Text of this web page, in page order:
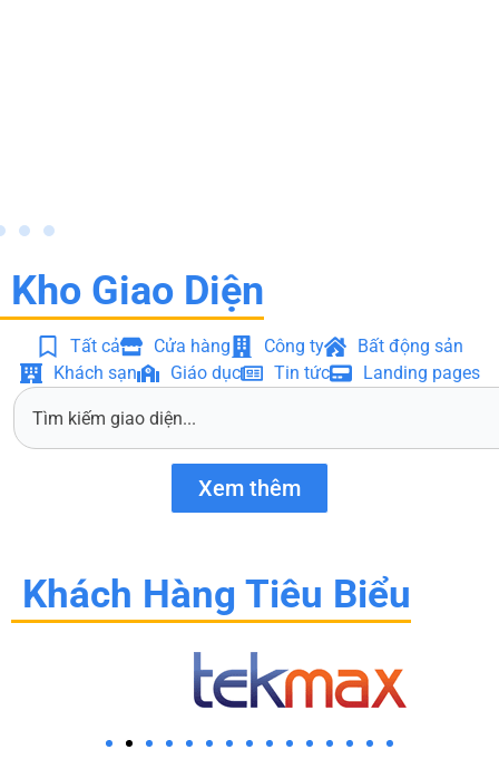
Kho Giao Diện
Tất cả Cửa hàng Công ty
Bất động sản
Xem thêm
Khách Hàng Tiêu Biểu